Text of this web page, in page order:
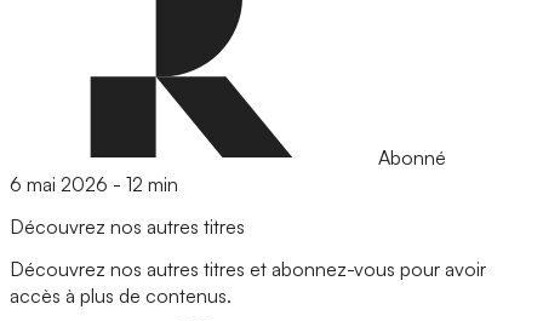
Abonné
6 mai 2026 - 12 min
Découvrez nos autres titres
Découvrez nos autres titres et abonnez-vous pour avoir
accès à plus de contenus.